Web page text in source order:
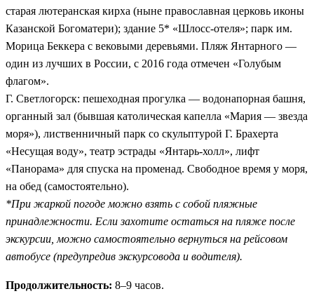
старая лютеранская кирха (ныне православная церковь иконы
Казанской Богоматери); здание 5* «Шлосс-отеля»; парк им.
Морица Беккера с вековыми деревьями. Пляж Янтарного —
один из лучших в России, с 2016 года отмечен «Голубым
флагом».
Г. Светлогорск: пешеходная прогулка — водонапорная башня,
органный зал (бывшая католическая капелла «Мария — звезда
моря»), лиственничный парк со скульптурой Г. Брахерта
«Несущая воду», театр эстрады «Янтарь-холл», лифт
«Панорама» для спуска на променад. Свободное время у моря,
на обед (самостоятельно).
*При жаркой погоде можно взять с собой пляжные
принадлежности. Если захотите остаться на пляже после
экскурсии, можно самостоятельно вернуться на рейсовом
автобусе (предупредив экскурсовода и водителя).
Продолжительность: 8–9 часов.